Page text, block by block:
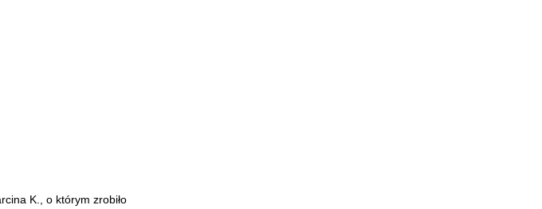
K., o którym zrobiło